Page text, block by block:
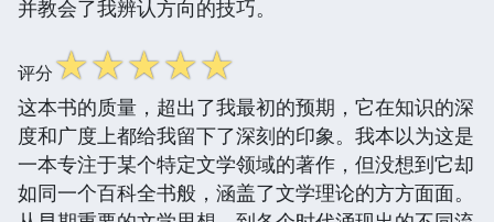
并教会了我辨认方向的技巧。
评分☆☆☆☆☆
这本书的质量，超出了我最初的预期，它在知识的深
度和广度上都给我留下了深刻的印象。我本以为这是
一本专注于某个特定文学领域的著作，但没想到它却
如同一个百科全书般，涵盖了文学理论的方方面面。